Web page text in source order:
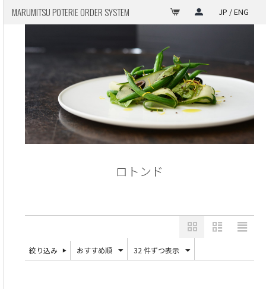
MARUMITSU POTERIE ORDER SYSTEM JP / ENG
ロトンド
絞り込み おすすめ順 32 件ずつ表示